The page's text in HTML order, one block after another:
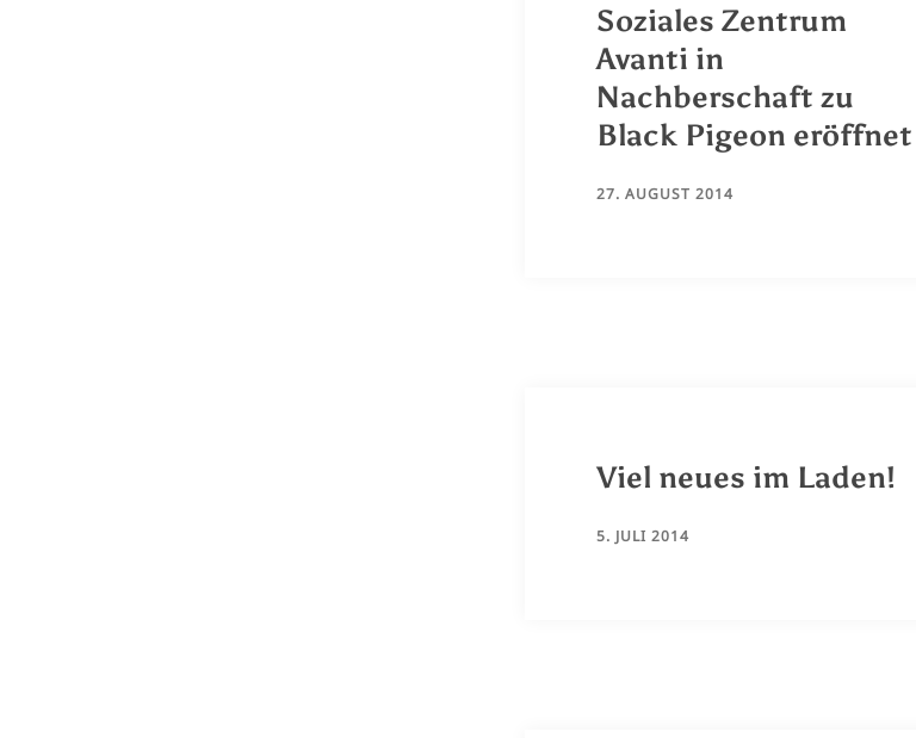
Soziales Zentrum
Avanti in
Nachberschaft zu
Black Pigeon eröffnet
27. AUGUST 2014
Viel neues im Laden!
5. JULI 2014